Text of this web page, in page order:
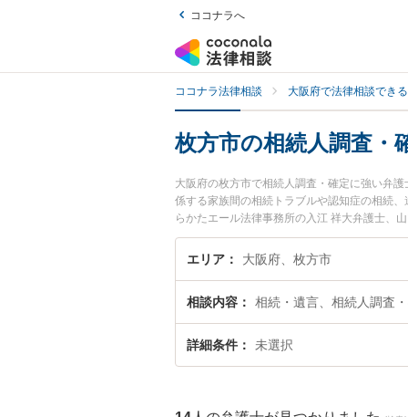
ココナラへ
ココナラ法律相談 大阪府で法律相談でき
枚方市の相続人調査・
大阪府の枚方市で相続人調査・確定に強い弁
係する家族間の相続トラブルや認知症の相続
らかたエール法律事務所の入江 祥大弁護士、
相続人調査・確定のトラブルを今すぐに弁護
法律相談できる枚方市内の弁護士に相談予約
エリア 大阪府、枚方市
相談内容 相続・遺言、相続人調査
詳細条件 未選択